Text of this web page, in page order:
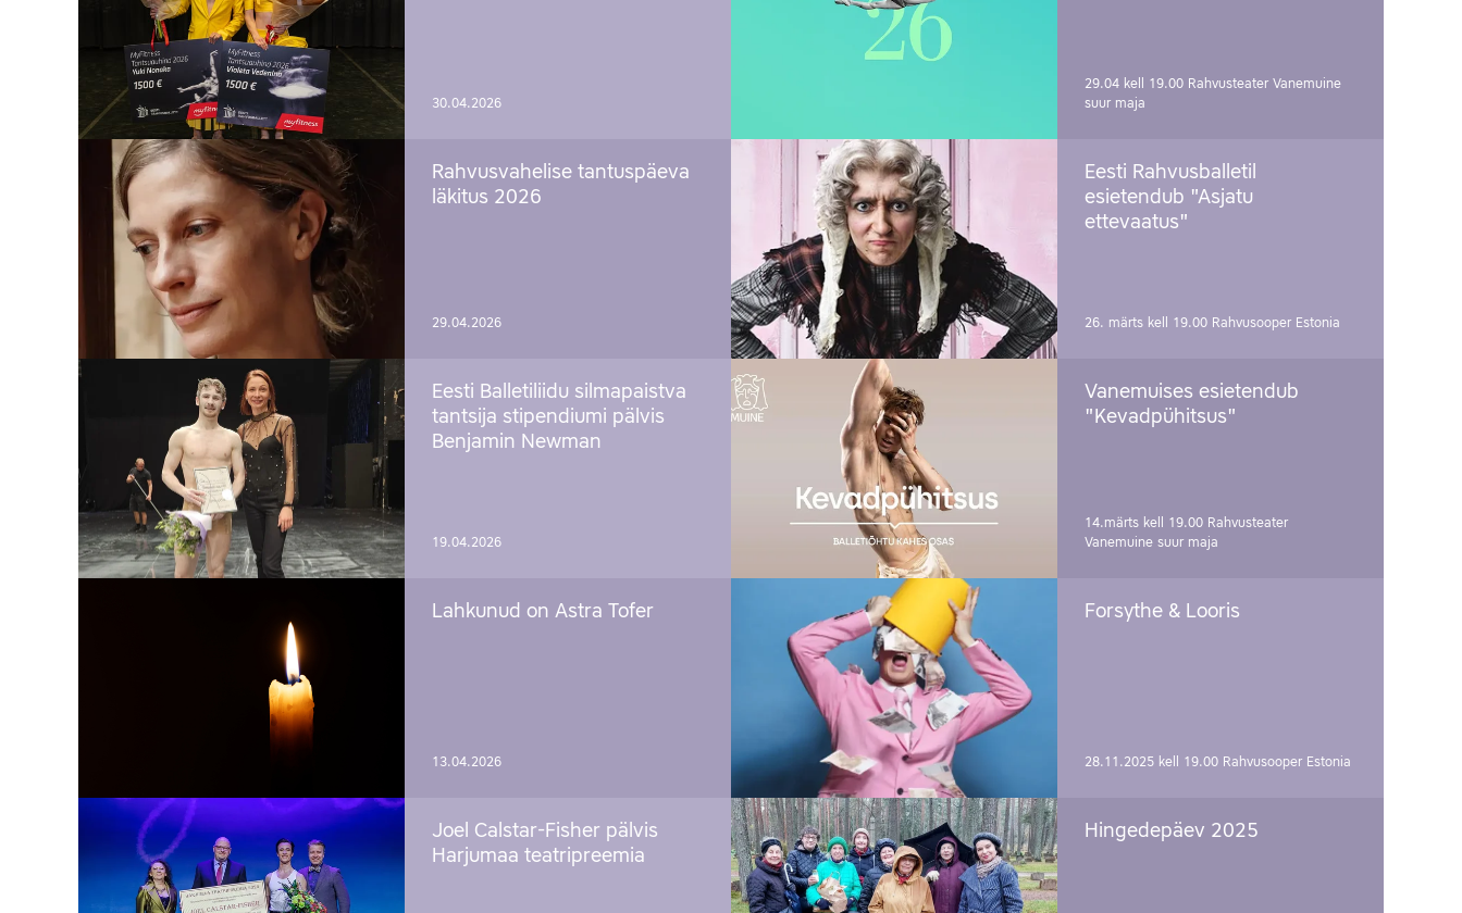
30.04.2026
Rahvusvahelise tantuspäeva
läkitus 2026
29.04.2026
Eesti Balletiliidu silmapaistva
tantsija stipendiumi pälvis
Benjamin Newman
19.04.2026
Lahkunud on Astra Tofer
13.04.2026
Joel Calstar-Fisher pälvis
Harjumaa teatripreemia
29.04 kell 19.00 Rahvusteater Vanemuine
suur maja
Eesti Rahvusballetil
esietendub "Asjatu
ettevaatus"
26. märts kell 19.00 Rahvusooper Estonia
Vanemuises esietendub
"Kevadpühitsus"
14.märts kell 19.00 Rahvusteater
Vanemuine suur maja
Forsythe & Looris
28.11.2025 kell 19.00 Rahvusooper Estonia
Hingedepäev 2025